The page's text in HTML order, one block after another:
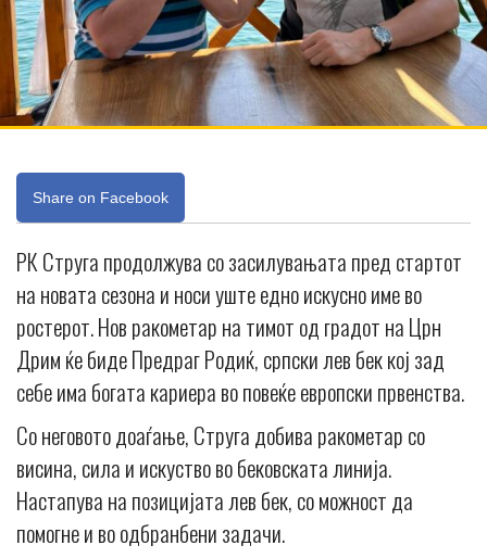
Share on Facebook
РК Струга продолжува со засилувањата пред стартот
на новата сезона и носи уште едно искусно име во
ростерот. Нов ракометар на тимот од градот на Црн
Дрим ќе биде Предраг Родиќ, српски лев бек кој зад
себе има богата кариера во повеќе европски првенства.
Со неговото доаѓање, Струга добива ракометар со
висина, сила и искуство во бековската линија.
Настапува на позицијата лев бек, со можност да
помогне и во одбранбени задачи.